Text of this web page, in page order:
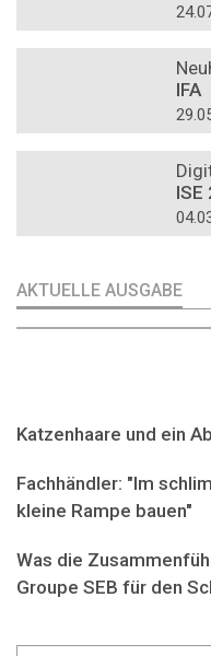
IFA
ISE
AKTUELLE AUSGABE
Katzenhaare und ein
Fachhändler: "Im
kleine Rampe bauen"
Was die
Groupe SEB für den